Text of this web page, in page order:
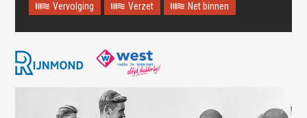
Oops! Something went
Vervolging Verzet Net binnen